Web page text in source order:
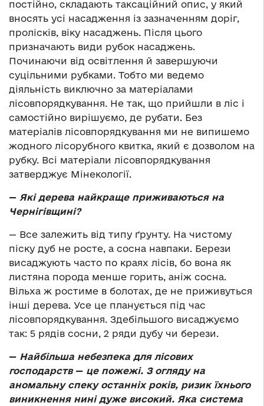
постійно, складають таксаційний опис, у який
вносять усі насадження із зазначенням доріг,
пролісків, віку насаджень. Після цього
призначають види рубок насаджень.
Починаючи від освітлення й завершуючи
суцільними рубками. Тобто ми ведемо
діяльність виключно за матеріалами
лісовпорядкування. Не так, що прийшли в ліс і
самостійно вирішуємо, де рубати. Без
матеріалів лісовпорядкування ми не випишемо
жодного лісорубного квитка, який є дозволом на
рубку. Всі матеріали лісовпорядкування
затверджує Мінекології.
— Які дерева найкраще приживаються на
Чернігівщині?
— Все залежить від типу ґрунту. На чистому
піску дуб не росте, а сосна навпаки. Берези
висаджують часто по краях лісів, бо вона як
листяна порода менше горить, аніж сосна.
Вільха ж ростиме в болотах, де не приживуться
інші дерева. Усе це планується під час
лісовпорядкування. Здебільшого висаджуємо
так: 5 рядів сосни, 2 ряди дубу чи берези.
— Найбільша небезпека для лісових
господарств — це пожежі. З огляду на
аномальну спеку останніх років, ризик їхнього
виникнення нині дуже високий. Яка система